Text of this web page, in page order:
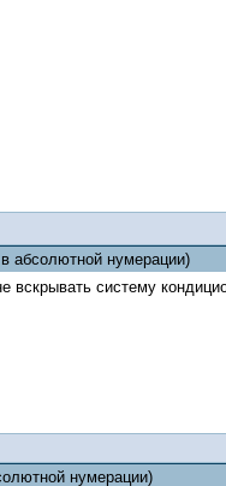
абсолютной нумерации)
вскрывать систему
нумерации)